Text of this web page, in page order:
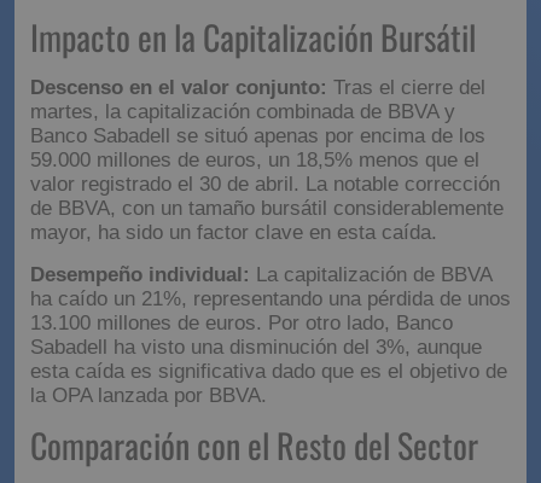
Impacto en la Capitalización Bursátil
Descenso en el valor conjunto: Tras el cierre del
martes, la capitalización combinada de BBVA y
Banco Sabadell se situó apenas por encima de los
59.000 millones de euros, un 18,5% menos que el
valor registrado el 30 de abril. La notable corrección
de BBVA, con un tamaño bursátil considerablemente
mayor, ha sido un factor clave en esta caída.
Desempeño individual: La capitalización de BBVA
ha caído un 21%, representando una pérdida de unos
13.100 millones de euros. Por otro lado, Banco
Sabadell ha visto una disminución del 3%, aunque
esta caída es significativa dado que es el objetivo de
la OPA lanzada por BBVA.
Comparación con el Resto del Sector